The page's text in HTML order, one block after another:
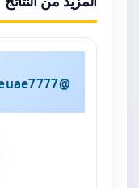
@raheuae7777